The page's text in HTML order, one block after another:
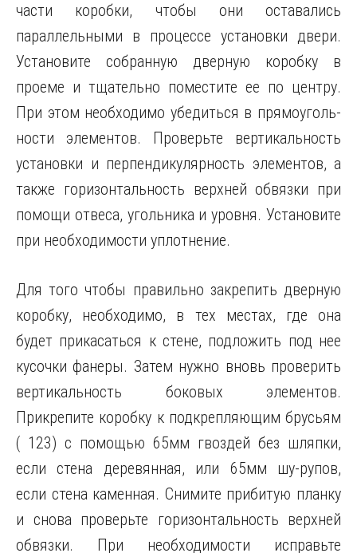
части коробки, чтобы они оставались
параллельными в процессе установки двери.
Установите собранную дверную коробку в
проеме и тщательно поместите ее по центру.
При этом необходимо убедиться в прямоуголь-
ности элементов. Проверьте вертикальность
установки и перпендикулярность элементов, а
также горизонтальность верхней обвязки при
помощи отвеса, угольника и уровня. Установите
при необходимости уплотнение.
Для того чтобы правильно закрепить дверную
коробку, необходимо, в тех местах, где она
будет прикасаться к стене, подложить под нее
кусочки фанеры. Затем нужно вновь проверить
вертикальность боковых элементов.
Прикрепите коробку к подкрепляющим брусьям
( 123) с помощью 65мм гвоздей без шляпки,
если стена деревянная, или 65мм шу-рупов,
если стена каменная. Снимите прибитую планку
и снова проверьте горизонтальность верхней
обвязки. При необходимости исправьте